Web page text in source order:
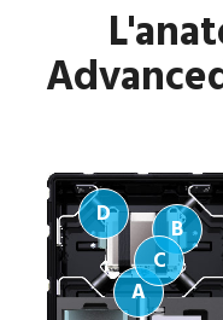
A
B
C
D